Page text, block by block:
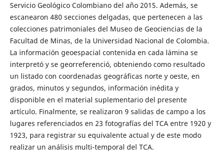
Servicio Geológico Colombiano del año 2015. Además, se
escanearon 480 secciones delgadas, que pertenecen a las
colecciones patrimoniales del Museo de Geociencias de la
Facultad de Minas, de la Universidad Nacional de Colombia.
La información geoespacial contenida en cada lámina se
interpretó y se georreferenció, obteniendo como resultado
un listado con coordenadas geográficas norte y oeste, en
grados, minutos y segundos, información inédita y
disponible en el material suplementario del presente
artículo. Finalmente, se realizaron 9 salidas de campo a los
lugares referenciados en 23 fotografías del TCA entre 1920 y
1923, para registrar su equivalente actual y de este modo
realizar un análisis multi-temporal del TCA.